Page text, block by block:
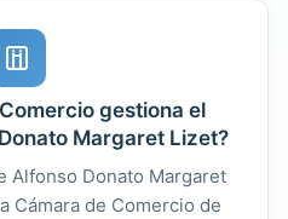
gestiona el
Margaret Lizet?
Alfonso Donato Margaret
Cámara de Comercio de